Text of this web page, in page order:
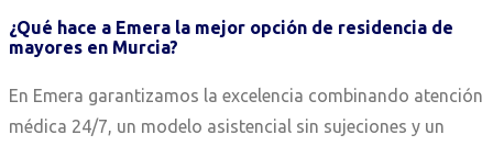
¿Qué hace a Emera la mejor opción de residencia de
mayores en Murcia?
En Emera garantizamos la excelencia combinando atención
médica 24/7, un modelo asistencial sin sujeciones y un